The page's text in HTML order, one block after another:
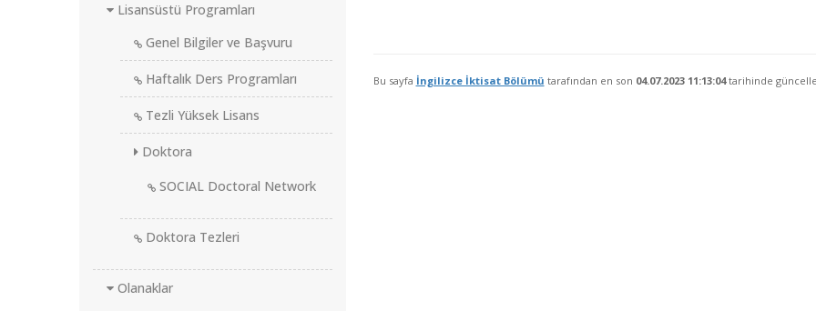
Bu sayfa İngilizce İktisat Bölümü tarafından en son 04.07.2023 11:13:04tarihinde
Lisansüstü Programları
Genel Bilgiler ve Başvuru
Haftalık Ders Programları
Tezli Yüksek Lisans
Doktora
SOCIAL Doctoral Network
Doktora Tezleri
Olanaklar